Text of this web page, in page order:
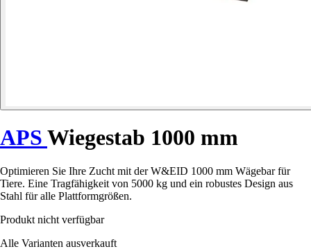
APS Wiegestab 1000 mm
Optimieren Sie Ihre Zucht mit der W&EID 1000 mm Wägebar für
Tiere. Eine Tragfähigkeit von 5000 kg und ein robustes Design aus
Stahl für alle Plattformgrößen.
Produkt nicht verfügbar
Alle Varianten ausverkauft